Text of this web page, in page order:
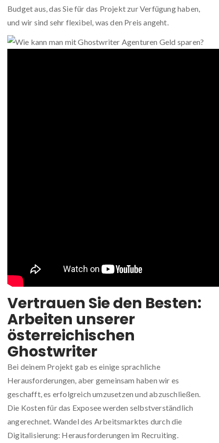
Budget aus, das Sie für das Projekt zur Verfügung haben,
und wir sind sehr flexibel, was den Preis angeht.
Vertrauen Sie den Besten:
Arbeiten unserer
österreichischen
Ghostwriter
Bei deinem Projekt gab es einige sprachliche
Herausforderungen, aber gemeinsam haben wir es
geschafft, es erfolgreich umzusetzen und abzuschließen.
Die Kosten für das Exposee werden selbstverständlich
angerechnet. Wandel des Arbeitsmarktes durch die
Digitalisierung: Herausforderungen im Recruiting.